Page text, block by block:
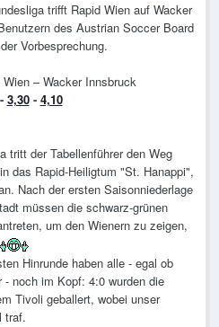
trifft Rapid Wien auf Wacker
des Austrian Soccer Board
Vorbesprechung.
– Wacker Innsbruck
3,30- 4,10
tritt der Tabellenführer den Weg
das Rapid-Heiligtum "St. Hanappi",
Nach der ersten Saisonniederlage
müssen die schwarz-grünen
um den Wienern zu zeigen,
Hinrunde haben alle - egal ob
- noch im Kopf: 4:0 wurden die
Tivoli geballert, wobei unser
traf.